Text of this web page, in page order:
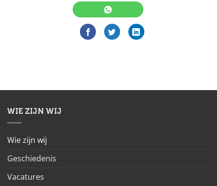
WIE ZIJN WIJ
Wie zijn wij
Geschiedenis
Vacatures